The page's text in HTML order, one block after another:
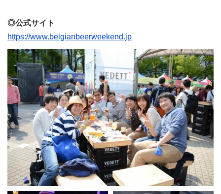
ノミスタイル] 公式twitterペ
エノミスタイル] 公式facebookペ
style[イエノミスタイル] 公式
◎公式サイト
https://www.belgianbeerweekend.jp